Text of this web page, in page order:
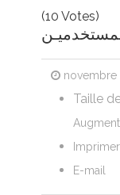
(10 Votes)
novembre
Taille
Imprimer
E-mail